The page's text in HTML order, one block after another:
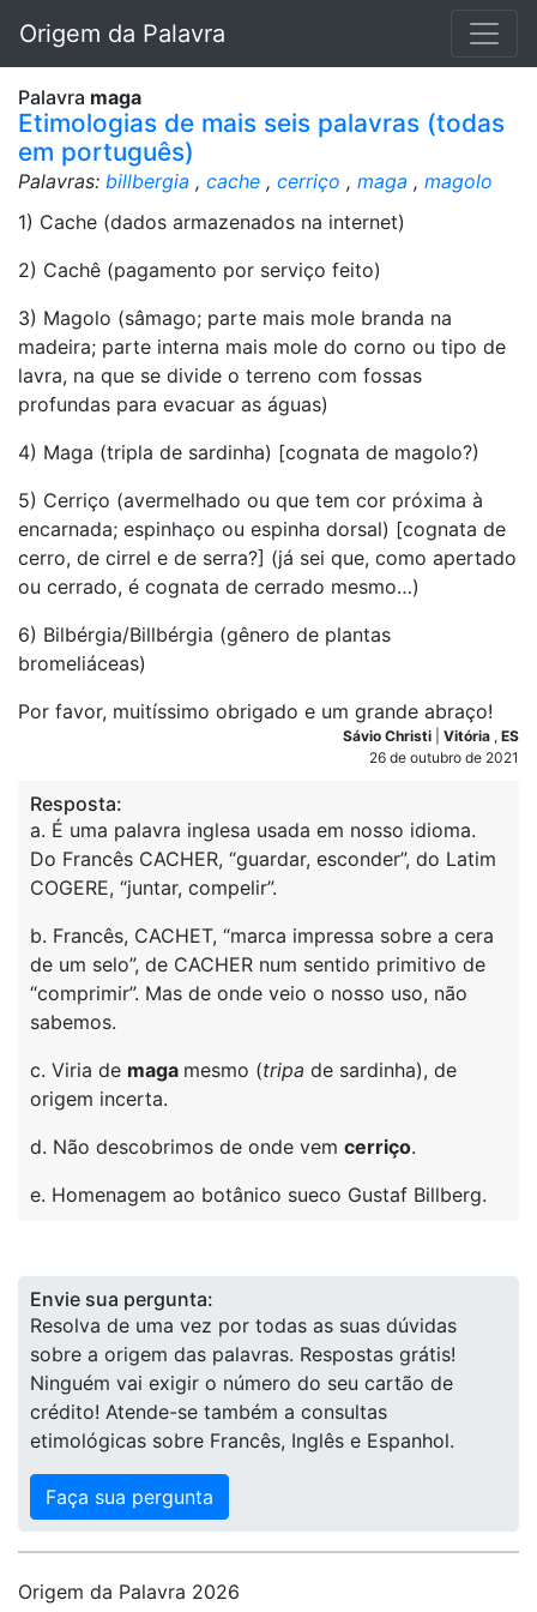
Origem da Palavra
Palavra maga
Etimologias de mais seis palavras (todas
em português)
Palavras: billbergia , cache , cerriço , maga , magolo
1) Cache (dados armazenados na internet)
2) Cachê (pagamento por serviço feito)
3) Magolo (sâmago; parte mais mole branda na
madeira; parte interna mais mole do corno ou tipo de
lavra, na que se divide o terreno com fossas
profundas para evacuar as águas)
4) Maga (tripla de sardinha) [cognata de magolo?)
5) Cerriço (avermelhado ou que tem cor próxima à
encarnada; espinhaço ou espinha dorsal) [cognata de
cerro, de cirrel e de serra?] (já sei que, como apertado
ou cerrado, é cognata de cerrado mesmo…)
6) Bilbérgia/Billbérgia (gênero de plantas
bromeliáceas)
Por favor, muitíssimo obrigado e um grande abraço!
Sávio Christi Vitória , ES
26 de outubro de 2021
Resposta:
a. É uma palavra inglesa usada em nosso idioma.
Do Francês CACHER, “guardar, esconder”, do Latim
COGERE, “juntar, compelir”.
b. Francês, CACHET, “marca impressa sobre a cera
de um selo”, de CACHER num sentido primitivo de
“comprimir”. Mas de onde veio o nosso uso, não
sabemos.
c. Viria de maga mesmo (tripa de sardinha), de
origem incerta.
d. Não descobrimos de onde vem cerriço.
e. Homenagem ao botânico sueco Gustaf Billberg.
Envie sua pergunta:
Resolva de uma vez por todas as suas dúvidas
sobre a origem das palavras. Respostas grátis!
Ninguém vai exigir o número do seu cartão de
crédito! Atende-se também a consultas
etimológicas sobre Francês, Inglês e Espanhol.
Faça sua pergunta
Origem da Palavra 2026